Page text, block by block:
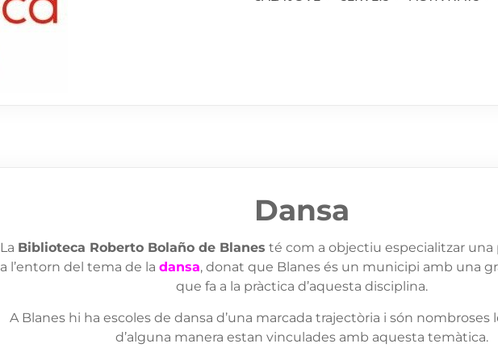
Dansa
La Biblioteca Roberto Bolaño de Blanes té com a objectiu especialitzar una
a l’entorn del tema de la dansa, donat que Blanes és un municipi amb una
que fa a la pràctica d’aquesta disciplina.
A Blanes hi ha escoles de dansa d’una marcada trajectòria i són
d’alguna manera estan vinculades amb aquesta temàtica.